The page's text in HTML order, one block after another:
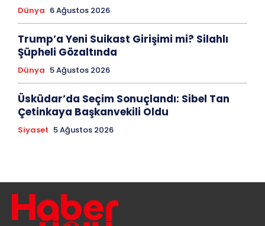
Dünya 6 Ağustos 2026
Trump’a Yeni Suikast Girişimi mi? Silahlı
Şüpheli Gözaltında
Dünya 5 Ağustos 2026
Üsküdar’da Seçim Sonuçlandı: Sibel Tan
Çetinkaya Başkanvekili Oldu
Siyaset 5 Ağustos 2026